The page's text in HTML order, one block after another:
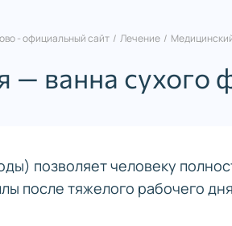
- официальный сайт / Лечение /
— ванна сухого
позволяет человеку
после тяжелого рабочего